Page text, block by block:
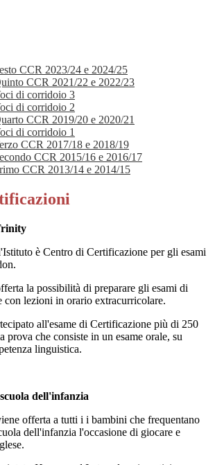
CCR 2023/24 e 2024/25
CCR 2021/22 e 2022/23
di corridoio 3
di corridoio 2
CCR 2019/20 e 2020/21
di corridoio 1
CCR 2017/18 e 2018/19
CCR 2015/16 e 2016/17
CCR 2013/14 e 2014/15
è Centro di Certificazione per gli esami
la possibilità di preparare gli esami di
con lezioni in orario extracurricolare.
all'esame di Certificazione più di 250
prova che consiste in un esame orale, su
linguistica.
dell'infanzia
offerta a tutti i i bambini che frequentano
dell'infanzia l'occasione di giocare e